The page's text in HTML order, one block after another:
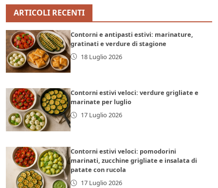
ARTICOLI RECENTI
Contorni e antipasti estivi: marinature,
gratinati e verdure di stagione
18 Luglio 2026
Contorni estivi veloci: verdure grigliate e
marinate per luglio
17 Luglio 2026
Contorni estivi veloci: pomodorini
marinati, zucchine grigliate e insalata di
patate con rucola
17 Luglio 2026